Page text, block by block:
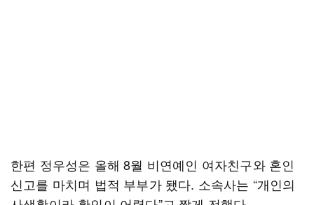
한편 정우성은 올해 8월 비연예인 여자친구와 혼인
신고를 마치며 법적 부부가 됐다. 소속사는 “개인의